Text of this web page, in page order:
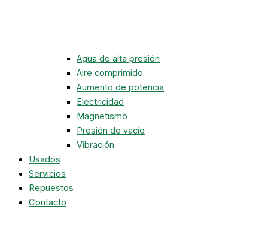
Agua de alta presión
Aire comprimido
Aumento de potencia
Electricidad
Magnetismo
Presión de vacío
Vibración
Usados
Servicios
Repuestos
Contacto